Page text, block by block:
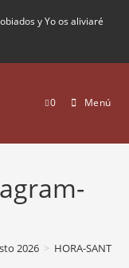
y Yo os aliviaré
0 Menú
2026 > HORA-SANTA-